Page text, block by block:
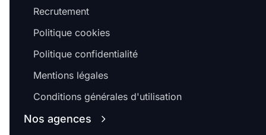
Recrutement
Politique cookies
Politique confidentialité
Mentions légales
Conditions générales d'utilisation
Nos agences